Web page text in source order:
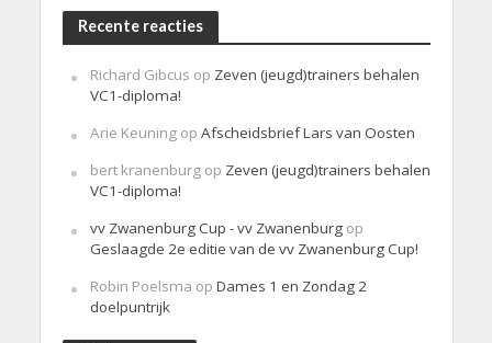
Recente reacties
Richard Gibcus op Zeven (jeugd)trainers behalen
VC1-diploma!
Arie Keuningop Afscheidsbrief Lars van Oosten
bert kranenburgop Zeven (jeugd)trainers behalen
VC1-diploma!
vv Zwanenburg Cup - vv Zwanenburgop
Geslaagde 2e editie van de vv Zwanenburg Cup!
Robin Poelsma op Dames 1 en Zondag 2
doelpuntrijk